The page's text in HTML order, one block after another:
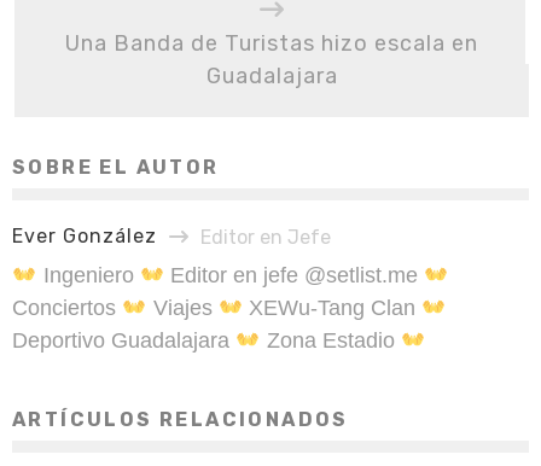
Una Banda de Turistas hizo escala en
Guadalajara
SOBRE EL AUTOR
Ever González Editor en Jefe
Ingeniero
Editor en jefe @setlist.me
Conciertos
Viajes
XEWu-Tang Clan
Deportivo Guadalajara
Zona Estadio
ARTÍCULOS RELACIONADOS